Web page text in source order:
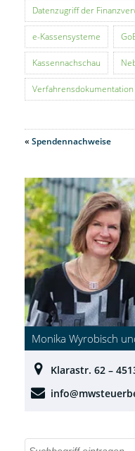
Datenzugriff der
e-Kassensysteme
Kassennachschau
Verfahrensdokumentation
« Spendennachweise
Monika Wyrobisch
Klarastr. 62 –